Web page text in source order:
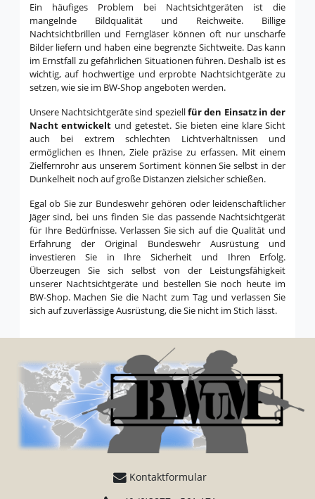
Ein häufiges Problem bei Nachtsichtgeräten ist die
mangelnde Bildqualität und Reichweite. Billige
Nachtsichtbrillen und Ferngläser können oft nur unscharfe
Bilder liefern und haben eine begrenzte Sichtweite. Das kann
im Ernstfall zu gefährlichen Situationen führen. Deshalb ist es
wichtig, auf hochwertige und erprobte Nachtsichtgeräte zu
setzen, wie sie im BW-Shop angeboten werden.
Unsere Nachtsichtgeräte sind speziellfür den Einsatz in der
Nacht entwickelt und getestet. Sie bieten eine klare Sicht
auch bei extrem schlechten Lichtverhältnissen und
ermöglichen es Ihnen, Ziele präzise zu erfassen. Mit einem
Zielfernrohr aus unserem Sortiment können Sie selbst in der
Dunkelheit noch auf große Distanzen zielsicher schießen.
Egal ob Sie zur Bundeswehr gehören oder leidenschaftlicher
Jäger sind, bei uns finden Sie das passende Nachtsichtgerät
für Ihre Bedürfnisse. Verlassen Sie sich auf die Qualität und
Erfahrung der Original Bundeswehr Ausrüstung und
investieren Sie in Ihre Sicherheit und Ihren Erfolg.
Überzeugen Sie sich selbst von der Leistungsfähigkeit
unserer Nachtsichtgeräte und bestellen Sie noch heute im
BW-Shop. Machen Sie die Nacht zum Tag und verlassen Sie
sich auf zuverlässige Ausrüstung, die Sie nicht im Stich lässt.
Kontaktformular